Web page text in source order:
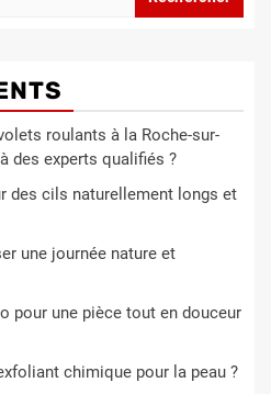
roulants à la Roche-sur-
des experts qualifiés ?
des cils naturellement longs et
une journée nature et
pour une pièce tout en douceur
chimique pour la peau ?